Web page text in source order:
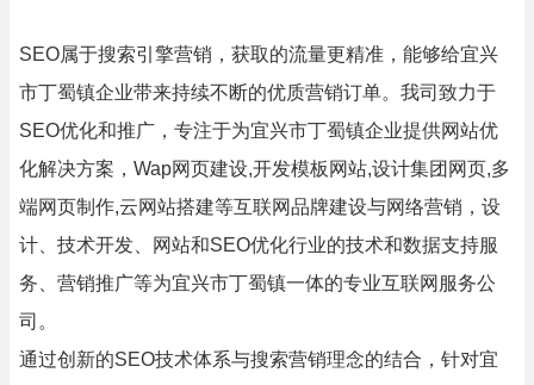
SEO属于搜索引擎营销，获取的流量更精准，能够给宜兴
市丁蜀镇企业带来持续不断的优质营销订单。我司致力于
SEO优化和推广，专注于为宜兴市丁蜀镇企业提供网站优
化解决方案，Wap网页建设,开发模板网站,设计集团网页,多
端网页制作,云网站搭建等互联网品牌建设与网络营销，设
计、技术开发、网站和SEO优化行业的技术和数据支持服
务、营销推广等为宜兴市丁蜀镇一体的专业互联网服务公
司。
通过创新的SEO技术体系与搜索营销理念的结合，针对宜